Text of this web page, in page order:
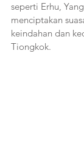
seperti Erhu,
menciptakan
keindahan dan
Tiongkok.